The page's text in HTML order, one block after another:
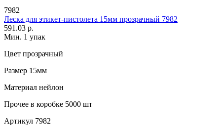
7982
Леска для этикет-пистолета 15мм прозрачный 7982
591.03 р.
Мин. 1 упак
Цвет прозрачный
Размер 15мм
Материал нейлон
Прочее в коробке 5000 шт
Артикул 7982